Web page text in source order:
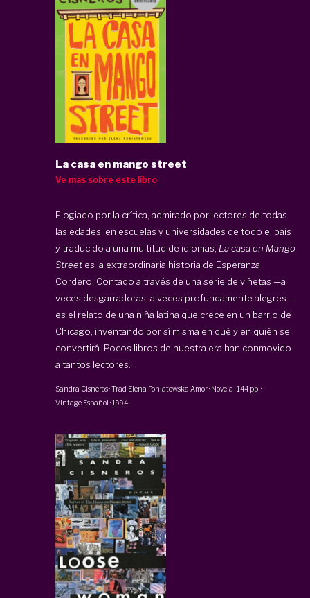
La casa en mango street
Ve más sobre este libro
Elogiado por la crítica, admirado por lectores de todas
las edades, en escuelas y universidades de todo el país
y traducido a una multitud de idiomas, La casa en Mango
Street es la extraordinaria historia de Esperanza
Cordero. Contado a través de una serie de viñetas —a
veces desgarradoras, a veces profundamente alegres—
es el relato de una niña latina que crece en un barrio de
Chicago, inventando por sí misma en qué y en quién se
convertirá. Pocos libros de nuestra era han conmovido
a tantos lectores. ...
Sandra Cisneros· Trad Elena Poniatowska Amor· Novela ·144 pp ·
Vintage Español ·1994